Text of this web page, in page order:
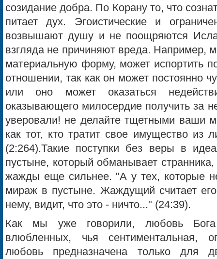
созидание добра. По Корану то, что
питает дух. Эгоистические и
возвышают душу и не поощряются
взгляда не причиняют вреда. Например,
материальную форму, может испортить
отношении, так как он может постоянно
или оно может оказаться
оказывающего милосердие получить за
уверовали! не делайте тщетными ваши
как тот, кто тратит свое имущество из
(2:264).Такие поступки без веры в
пустыне, который обманывает странника,
жажды еще сильнее. "А у тех, которые
мираж в пустыне. Жаждущий считает
нему, видит, что это - ничто..." (24:39).
Как мы уже говорили, любовь
влюбленных, чья сентиментальная,
любовь предназначена только для